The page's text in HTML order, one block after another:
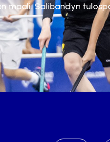
maali. Salibandyn